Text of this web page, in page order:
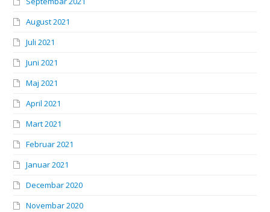
August 2021
Juli 2021
Juni 2021
Maj 2021
April 2021
Mart 2021
Februar 2021
Januar 2021
Decembar 2020
Novembar 2020